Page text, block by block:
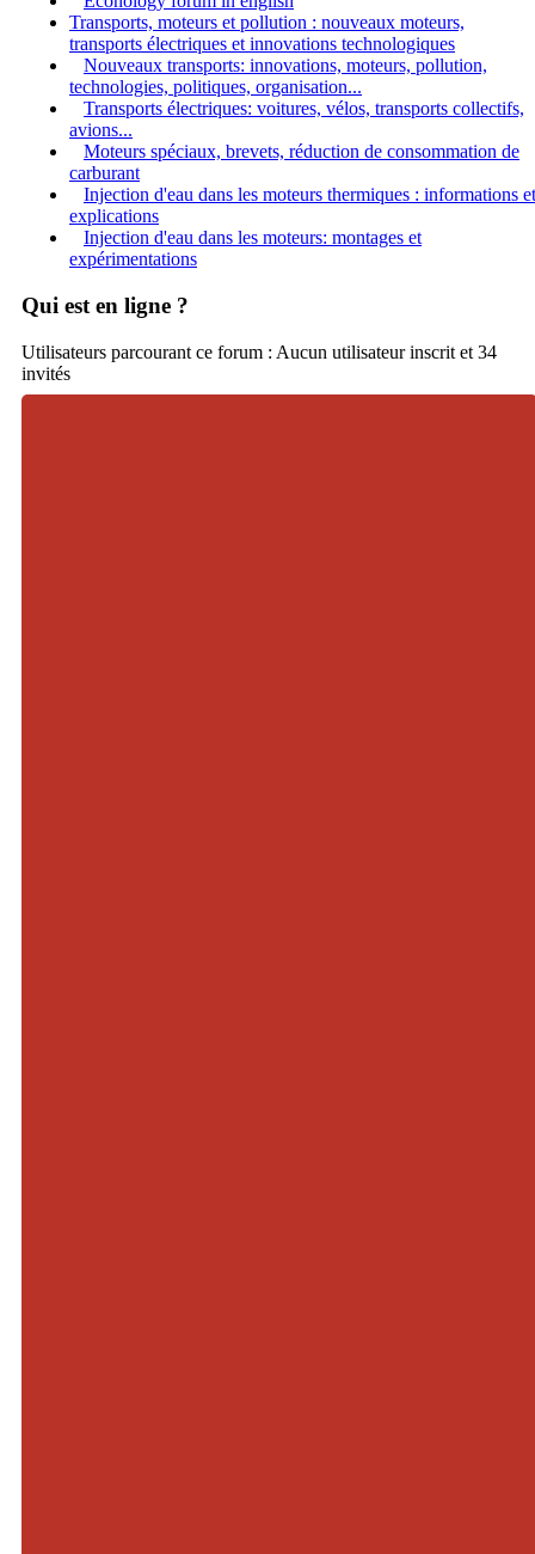
Transports, moteurs et pollution : nouveaux moteurs,
transports électriques et innovations technologiques
Nouveaux transports: innovations, moteurs, pollution,
technologies, politiques, organisation...
Transports électriques: voitures, vélos, transports collectifs,
avions...
Moteurs spéciaux, brevets, réduction de consommation de
carburant
Injection d'eau dans les moteurs thermiques : informations et
explications
Injection d'eau dans les moteurs: montages et
expérimentations
Qui est en ligne ?
Utilisateurs parcourant ce forum : Aucun utilisateur inscrit et 34
invités